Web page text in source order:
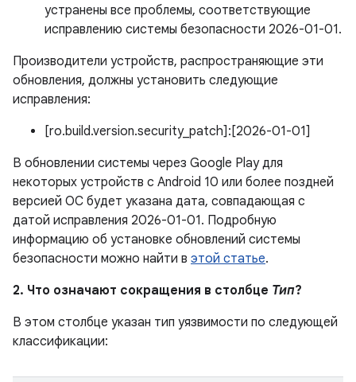
устранены все проблемы, соответствующие
исправлению системы безопасности 2026-01-01.
Производители устройств, распространяющие эти
обновления, должны установить следующие
исправления:
[ro.build.version.security_patch]:[2026-01-01]
В обновлении системы через Google Play для
некоторых устройств с Android 10 или более поздней
версией ОС будет указана дата, совпадающая с
датой исправления 2026-01-01. Подробную
информацию об установке обновлений системы
безопасности можно найти в этой статье.
2. Что означают сокращения в столбце Тип?
В этом столбце указан тип уязвимости по следующей
классификации: